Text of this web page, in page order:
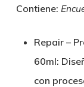
Contiene:
Repair –
60ml:
con